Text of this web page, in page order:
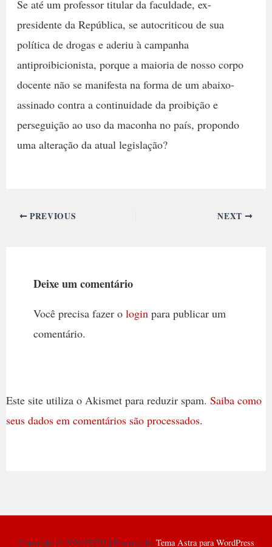
Se até um professor titular da faculdade, ex-
presidente da República, se autocriticou de sua
política de drogas e aderiu à campanha
antiproibicionista, porque a maioria de nosso corpo
docente não se manifesta na forma de um abaixo-
assinado contra a continuidade da proibição e
perseguição ao uso da maconha no país, propondo
uma alteração da atual legislação?
PREVIOUS NEXT
Deixe um comentário
Você precisa fazer o loginpara publicar um
comentário.
Este site utiliza o Akismet para reduzir spam. Saiba como
seus dados em comentários são processados.
Copyright © 2026 PSTU | Powered by Tema Astra para WordPress